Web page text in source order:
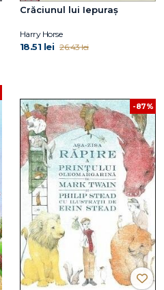
Crăciunul lui Iepuraș
Harry Horse
18.51 lei 26.43 lei
-87%